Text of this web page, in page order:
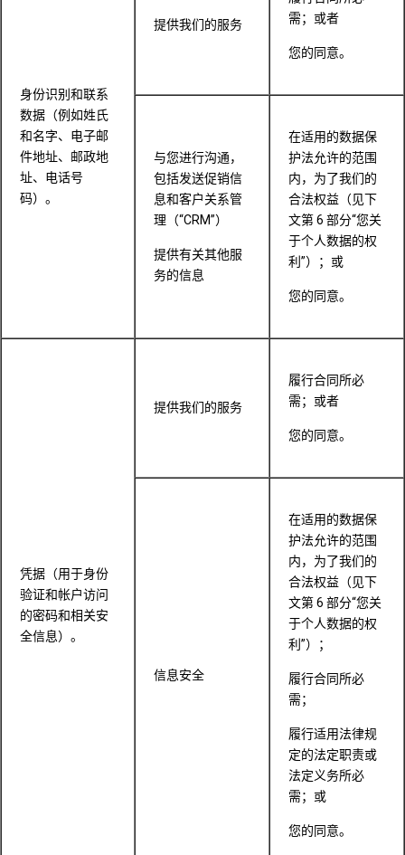
身份识别和联系
数据（例如姓氏
和名字、电子邮
件地址、邮政地
址、电话号
码）。
提供我们的服务
需；或者
您的同意。
与您进行沟通，
包括发送促销信
息和客户关系管
理（“CRM”）
提供有关其他服
务的信息
在适用的数据保
护法允许的范围
内，为了我们的
合法权益（见下
文第 6 部分“您关
于个人数据的权
利”）；或
您的同意。
凭据（用于身份
验证和帐户访问
的密码和相关安
全信息）。
提供我们的服务
履行合同所必
需；或者
您的同意。
信息安全
在适用的数据保
护法允许的范围
内，为了我们的
合法权益（见下
文第 6 部分“您关
于个人数据的权
利”）；
履行合同所必
需；
履行适用法律规
定的法定职责或
法定义务所必
需；或
您的同意。